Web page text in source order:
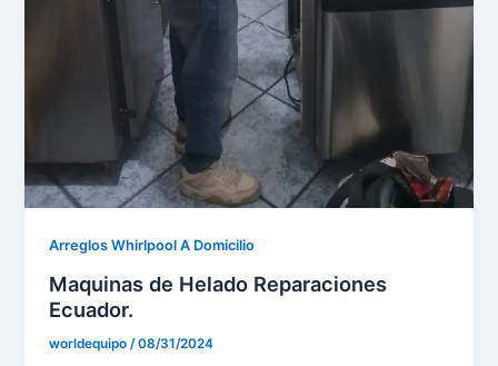
Arreglos Whirlpool A Domicilio
Maquinas de Helado Reparaciones
Ecuador.
worldequipo/08/31/2024